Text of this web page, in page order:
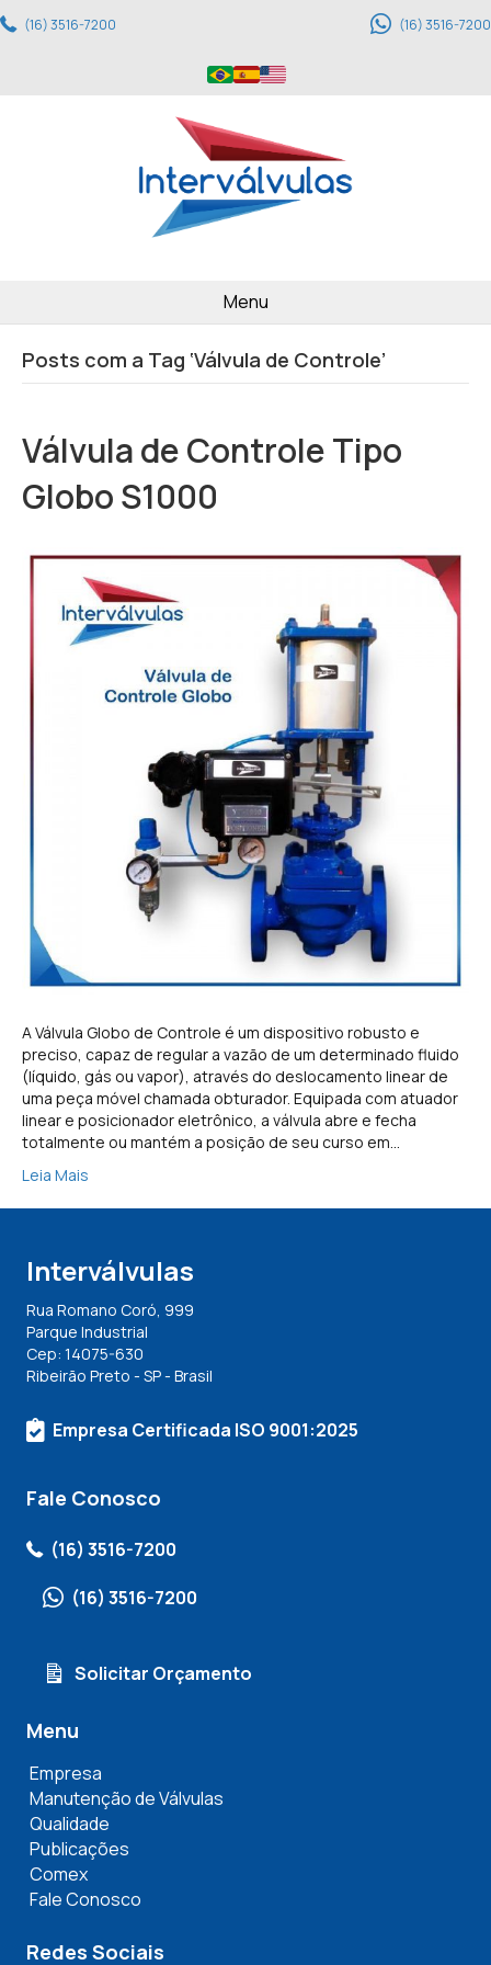
(16) 3516-7200 (16) 3516-7200
Menu
Posts com a Tag ‘Válvula de Controle’
Válvula de Controle Tipo
Globo S1000
A Válvula Globo de Controle é um dispositivo robusto e
preciso, capaz de regular a vazão de um determinado fluido
(líquido, gás ou vapor), através do deslocamento linear de
uma peça móvel chamada obturador. Equipada com atuador
linear e posicionador eletrônico, a válvula abre e fecha
totalmente ou mantém a posição de seu curso em…
Leia Mais
Interválvulas
Rua Romano Coró, 999
Parque Industrial
Cep: 14075-630
Ribeirão Preto - SP - Brasil
Empresa Certificada ISO 9001:2025
Fale Conosco
(16) 3516-7200
(16) 3516-7200
Solicitar Orçamento
Menu
Empresa
Manutenção de Válvulas
Qualidade
Publicações
Comex
Fale Conosco
Redes Sociais